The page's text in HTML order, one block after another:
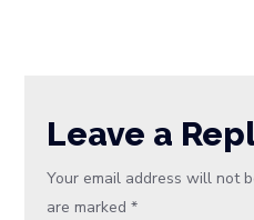
Leave a
Your email address will not
are marked*